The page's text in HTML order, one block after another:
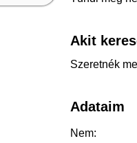
Akit
Szeretnék
Adataim
Nem: